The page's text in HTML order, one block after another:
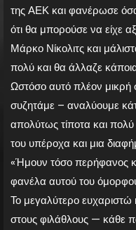
της ΑΕΚ και φανέρωσε
ότι θα μπορούσε να είχε
Μάρκο Νίκολιτς και
πολύ και θα άλλαζε
Ωστόσο αυτό πλέον μικρή
συζητάμε – αναλύουμε
απολύτως τίποτα και
του υπέροχα και μια
«Ήμουν τόσο περήφανος
φανέλα αυτού του
Το μεγαλύτερο
στους φιλάθλους — κάθε